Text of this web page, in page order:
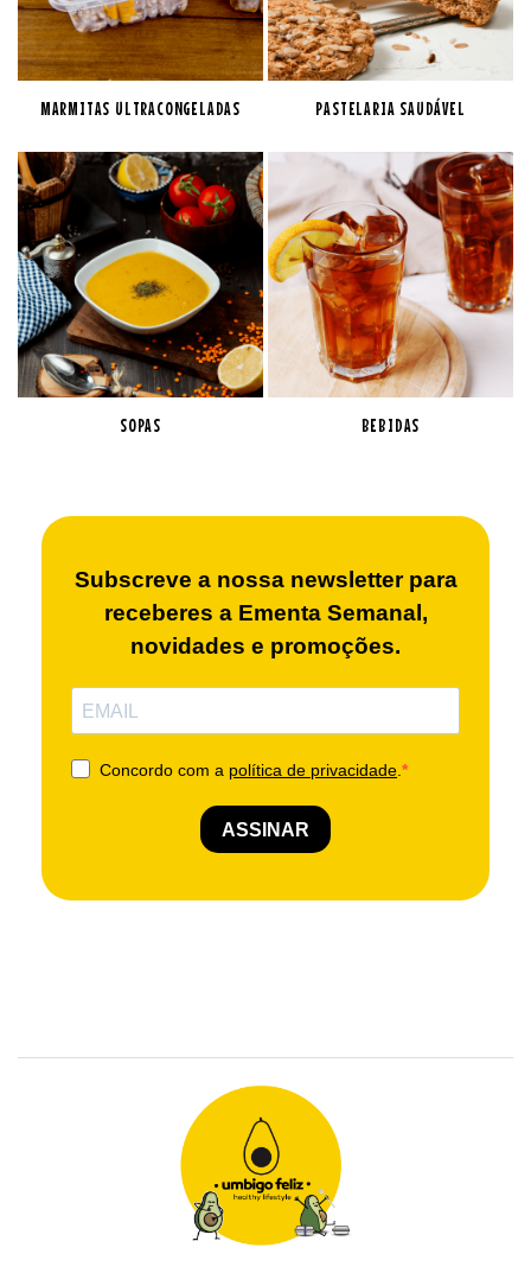
MARMITAS ULTRACONGELADAS PASTELARIA SAUDÁVEL
SOPAS BEBIDAS